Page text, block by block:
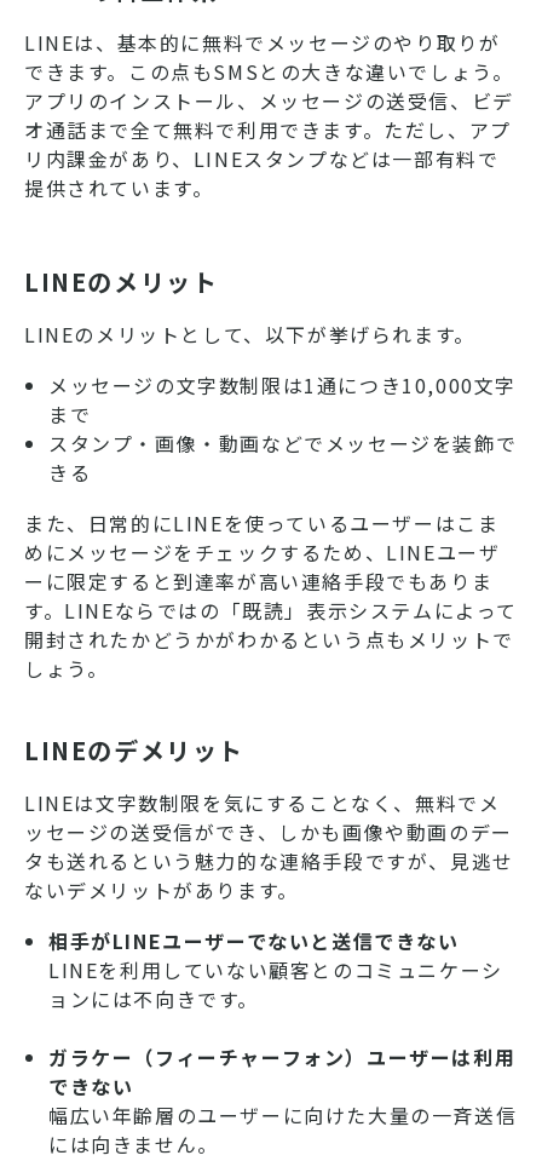
LINEは、基本的に無料でメッセージのやり取りが
できます。この点もSMSとの大きな違いでしょう。
アプリのインストール、メッセージの送受信、ビデ
オ通話まで全て無料で利用できます。ただし、アプ
リ内課金があり、LINEスタンプなどは一部有料で
提供されています。
LINEのメリット
LINEのメリットとして、以下が挙げられます。
メッセージの文字数制限は1通につき10,000文字
まで
スタンプ・画像・動画などでメッセージを装飾で
きる
また、日常的にLINEを使っているユーザーはこま
めにメッセージをチェックするため、LINEユーザ
ーに限定すると到達率が高い連絡手段でもありま
す。LINEならではの「既読」表示システムによって
開封されたかどうかがわかるという点もメリットで
しょう。
LINEのデメリット
LINEは文字数制限を気にすることなく、無料でメ
ッセージの送受信ができ、しかも画像や動画のデー
タも送れるという魅力的な連絡手段ですが、見逃せ
ないデメリットがあります。
相手がLINEユーザーでないと送信できない
LINEを利用していない顧客とのコミュニケーシ
ョンには不向きです。
ガラケー（フィーチャーフォン）ユーザーは利用
できない
幅広い年齢層のユーザーに向けた大量の一斉送信
には向きません。